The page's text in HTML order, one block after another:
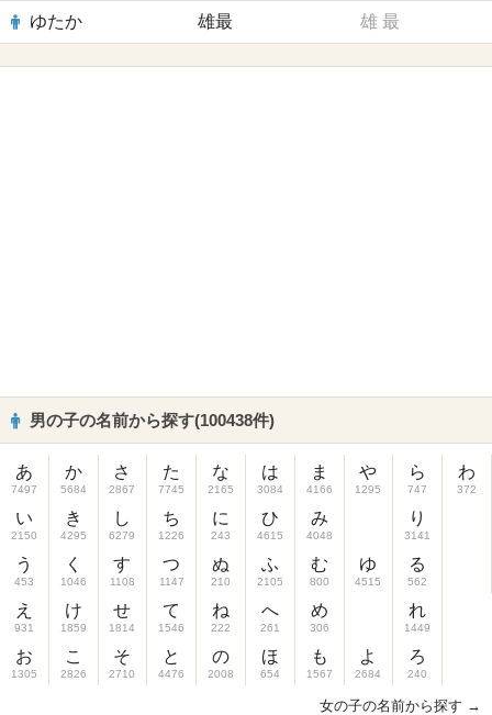
ゆたか 雄最 雄 最
男の子の名前から探す(100438件)
あ
7497
い
2150
う
453
え
931
お
1305
か
5684
き
4295
く
1046
け
1859
こ
2826
さ
2867
し
6279
す
1108
せ
1814
そ
2710
た
7745
ち
1226
つ
1147
て
1546
と
4476
な
2165
に
243
ぬ
210
ね
222
の
2008
は
3084
ひ
4615
ふ
2105
へ
261
ほ
654
ま
4166
み
4048
む
800
め
306
も
1567
や
1295
ゆ
4515
よ
2684
ら
747
り
3141
る
562
れ
1449
ろ
240
わ
372
女の子の名前から探す →